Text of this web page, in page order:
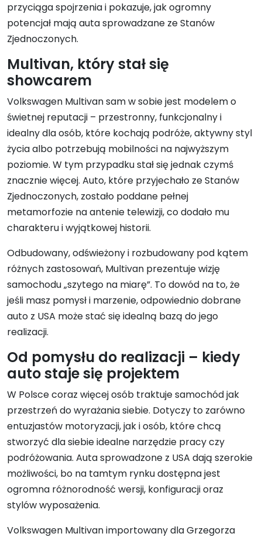
przyciąga spojrzenia i pokazuje, jak ogromny
potencjał mają auta sprowadzane ze Stanów
Zjednoczonych.
Multivan, który stał się
showcarem
Volkswagen Multivan sam w sobie jest modelem o
świetnej reputacji – przestronny, funkcjonalny i
idealny dla osób, które kochają podróże, aktywny styl
życia albo potrzebują mobilności na najwyższym
poziomie. W tym przypadku stał się jednak czymś
znacznie więcej. Auto, które przyjechało ze Stanów
Zjednoczonych, zostało poddane pełnej
metamorfozie na antenie telewizji, co dodało mu
charakteru i wyjątkowej historii.
Odbudowany, odświeżony i rozbudowany pod kątem
różnych zastosowań, Multivan prezentuje wizję
samochodu „szytego na miarę”. To dowód na to, że
jeśli masz pomysł i marzenie, odpowiednio dobrane
auto z USA może stać się idealną bazą do jego
realizacji.
Od pomysłu do realizacji – kiedy
auto staje się projektem
W Polsce coraz więcej osób traktuje samochód jak
przestrzeń do wyrażania siebie. Dotyczy to zarówno
entuzjastów motoryzacji, jak i osób, które chcą
stworzyć dla siebie idealne narzędzie pracy czy
podróżowania. Auta sprowadzone z USA dają szerokie
możliwości, bo na tamtym rynku dostępna jest
ogromna różnorodność wersji, konfiguracji oraz
stylów wyposażenia.
Volkswagen Multivan importowany dla Grzegorza